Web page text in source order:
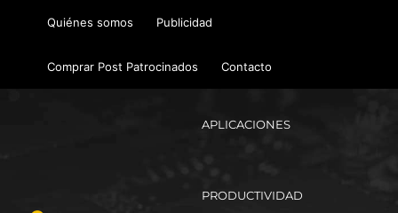
Quiénes somos Publicidad
Comprar Post Patrocinados Contacto
APLICACIONES
PRODUCTIVIDAD